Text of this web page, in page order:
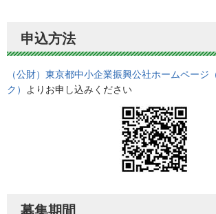
申込方法
（公財）東京都中小企業振興公社ホームページ
ク）
よりお申し込みください
募集期間